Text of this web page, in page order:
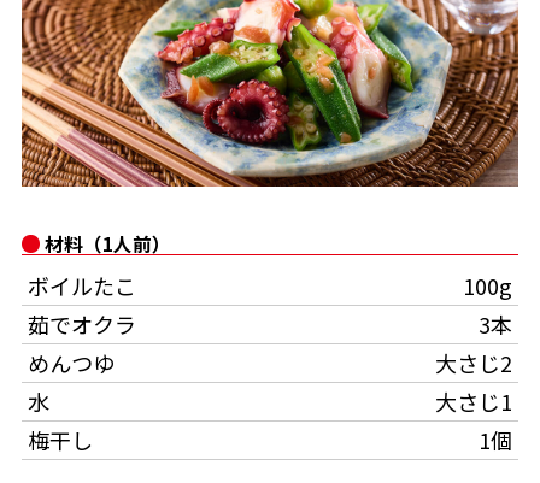
旨さ、別格。だし屋の鍋 韓福善シリーズ
主菜レシピ
汁物レシピ
時短レシピ
おいしいレシピを商品から探す
かつお節レシピ
めんつゆレシピ
かつお節の削り方
かつお節・だしをもっと知る
ヤマキ かつお節プラス®
かつお節・だしを楽しむ
だしコミュ
キャンペーン一覧
企業情報
- 百年対話
- ヤマキ かつお節プラス®
採用情報
- ジョブリターン制
お問い合わせ
ヤマキお客様相談室
オンラインショップ
コミュニティサイト
Global
材料（1人前）
ボイルたこ
100g
茹でオクラ
3本
めんつゆ
大さじ2
水
大さじ1
梅干し
1個